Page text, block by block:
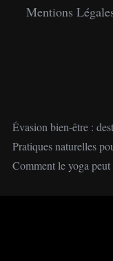
Mentions
Évasion bien-être :
Pratiques naturelles
Comment le yoga